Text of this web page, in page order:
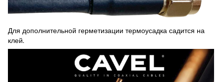
Для дополнительной герметизации термоусадка садится на
клей.